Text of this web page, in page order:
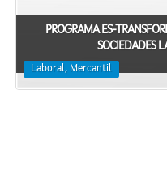
PROGRAMA ES-
SOCIEDADES
Laboral, Mercantil